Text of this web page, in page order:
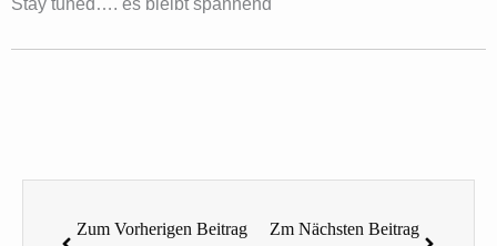
Stay tuned…. es bleibt spannend
Zum Vorherigen Beitrag Zm Nächsten Beitrag